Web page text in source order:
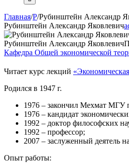
Главная/Р/Рубинштейн Александр
Рубинштейн Александр Яковлевич
Рубинштейн Александр Яковлевич
Кафедра Общей экономической
Читает курс лекций
Родился в 1947 г.
1976 – закончил Мехмат МГУ
1976 – кандидат
1992 – доктор философских
1992 – профессор;
2007 – заслуженный деятель
Опыт работы: